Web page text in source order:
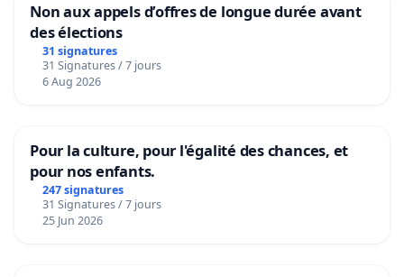
Non aux appels d’offres de longue durée avant
des élections
31 signatures
31 Signatures / 7 jours
6 Aug 2026
Pour la culture, pour l'égalité des chances, et
pour nos enfants.
247 signatures
31 Signatures / 7 jours
25 Jun 2026